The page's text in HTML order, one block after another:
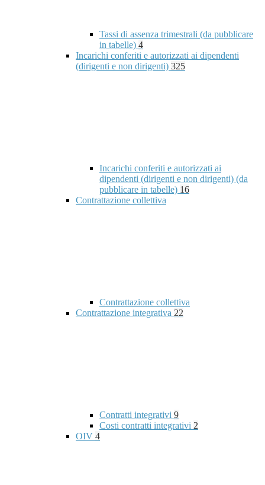
Tassi di assenza trimestrali (da pubblicare
in tabelle) 4
Incarichi conferiti e autorizzati ai dipendenti
(dirigenti e non dirigenti) 325
Incarichi conferiti e autorizzati ai
dipendenti (dirigenti e non dirigenti) (da
pubblicare in tabelle) 16
Contrattazione collettiva
Contrattazione collettiva
Contrattazione integrativa 22
Contratti integrativi 9
Costi contratti integrativi 2
OIV 4